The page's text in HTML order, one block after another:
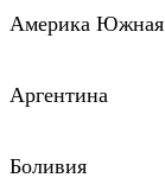
Америка Южная
Аргентина
Боливия